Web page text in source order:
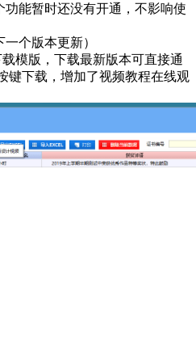
能暂时还没有开通，不影响使
个版本更新）
模版，下载最新版本可直接通
键下载，增加了视频教程在线观